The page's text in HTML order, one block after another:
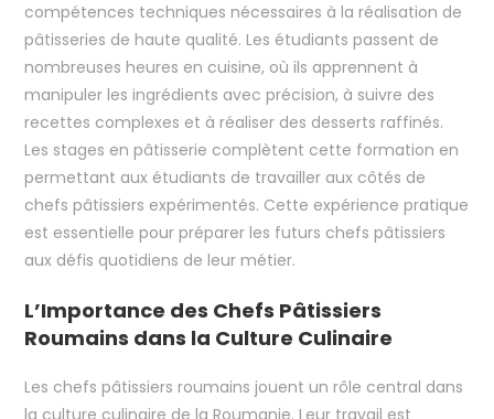
compétences techniques nécessaires à la réalisation de
pâtisseries de haute qualité. Les étudiants passent de
nombreuses heures en cuisine, où ils apprennent à
manipuler les ingrédients avec précision, à suivre des
recettes complexes et à réaliser des desserts raffinés.
Les stages en pâtisserie complètent cette formation en
permettant aux étudiants de travailler aux côtés de
chefs pâtissiers expérimentés. Cette expérience pratique
est essentielle pour préparer les futurs chefs pâtissiers
aux défis quotidiens de leur métier.
L’Importance des Chefs Pâtissiers
Roumains dans la Culture Culinaire
Les chefs pâtissiers roumains jouent un rôle central dans